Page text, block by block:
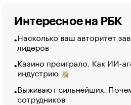
Интересное на РБК
Насколько ваш авторитет
лидеров
Казино проиграло. Как ИИ-
индустрию
Выживают сильнейших.
сотрудников